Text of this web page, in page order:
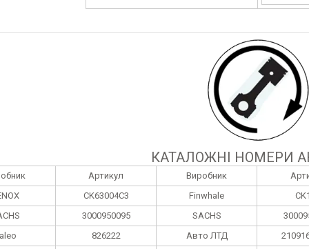
КАТАЛОЖНІ НОМЕРИ
Артикул Виробник
CK63004C3 Finwhale
3000950095 SACHS
826222 Авто ЛТД